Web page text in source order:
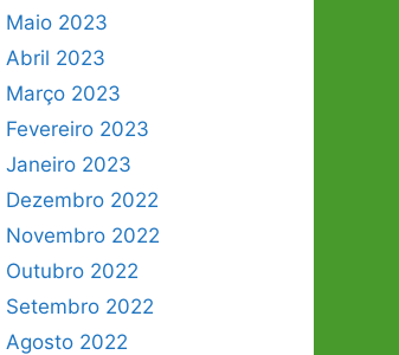
Maio 2023
Abril 2023
Março 2023
Fevereiro 2023
Janeiro 2023
Dezembro 2022
Novembro 2022
Outubro 2022
Setembro 2022
Agosto 2022